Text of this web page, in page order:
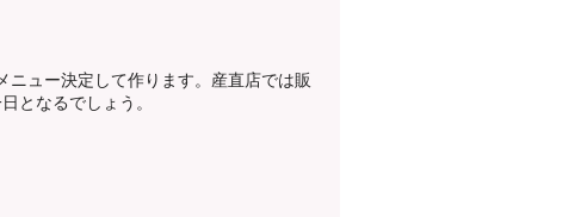
ュー決定して作ります。産直店では販
となるでしょう。